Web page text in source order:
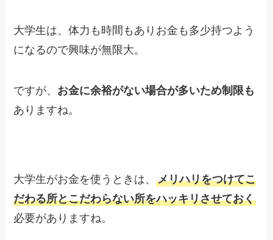
大学生は、体力も時間もありお金も多少持つよう
になるので興味が無限大。
ですが、 お金に余裕がない場合が多いため制限も
ありますね。
大学生がお金を使うときは、メリハリをつけてこ
だわる所とこだわらない所をハッキリさせておく
必要がありますね。